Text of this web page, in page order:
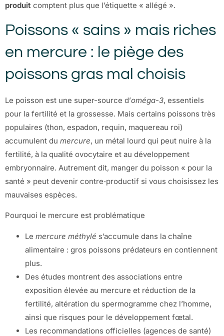
produit comptent plus que l’étiquette « allégé ».
Poissons « sains » mais riches
en mercure : le piège des
poissons gras mal choisis
Le poisson est une super-source d’oméga-3, essentiels
pour la fertilité et la grossesse. Mais certains poissons très
populaires (thon, espadon, requin, maquereau roi)
accumulent du mercure, un métal lourd qui peut nuire à la
fertilité, à la qualité ovocytaire et au développement
embryonnaire. Autrement dit, manger du poisson « pour la
santé » peut devenir contre‑productif si vous choisissez les
mauvaises espèces.
Pourquoi le mercure est problématique
Le mercure méthylé s’accumule dans la chaîne
alimentaire : gros poissons prédateurs en contiennent
plus.
Des études montrent des associations entre
exposition élevée au mercure et réduction de la
fertilité, altération du spermogramme chez l’homme,
ainsi que risques pour le développement fœtal.
Les recommandations officielles (agences de santé)